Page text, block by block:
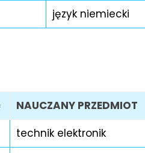
język niemiecki
NAUCZANY PRZEDMIOT
technik elektronik